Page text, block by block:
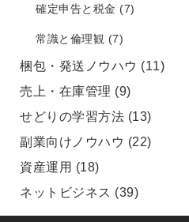
確定申告と税金 (7)
常識と倫理観 (7)
梱包・発送ノウハウ (11)
売上・在庫管理 (9)
せどりの学習方法 (13)
副業向けノウハウ (22)
資産運用 (18)
ネットビジネス (39)